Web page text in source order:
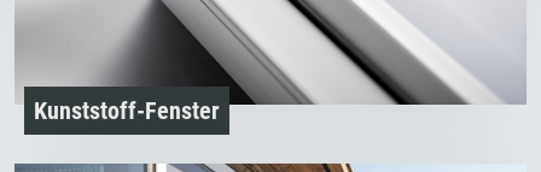
Kunststoff-Fenster